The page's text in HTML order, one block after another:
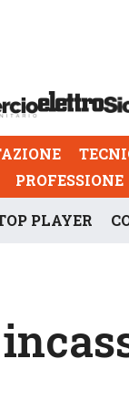
PROFESSIONE
PLAYER